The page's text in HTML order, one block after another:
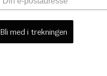
Bli med i trekningen